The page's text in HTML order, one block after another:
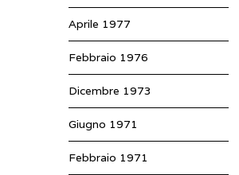
Aprile 1977
Febbraio 1976
Dicembre 1973
Giugno 1971
Febbraio 1971